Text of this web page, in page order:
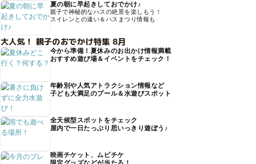
夏の朝に早起きしておでかけ♪
親子で神秘的なハスの絶景を楽しもう！
スイレンとの違い＆ハスまつり情報も
大人気！ 親子のおでかけ特集 8月
今から準備！夏休みのお出かけ情報満載
おすすめ遊び場＆イベントをチェック！
年齢別や人気アトラクション情報など
子ども大満足のプール＆水遊びスポット
全天候型スポットをチェック
屋内で一日たっぷり思いっきり遊ぼう♪
映画チケット、ムビチケ